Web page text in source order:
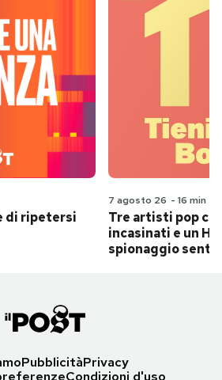
di ripetersi
7 agosto 26 - 16 min
Tre artisti pop
incasinati e un
spionaggio
PubblicitàPrivacy
Condizioni d'uso